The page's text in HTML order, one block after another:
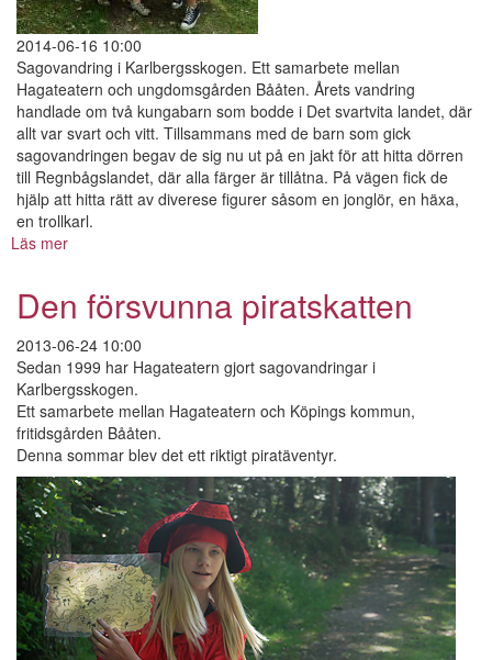
2014-06-16 10:00
Sagovandring i Karlbergsskogen. Ett samarbete mellan
Hagateatern och ungdomsgården Bååten. Årets vandring
handlade om två kungabarn som bodde i Det svartvita landet, där
allt var svart och vitt. Tillsammans med de barn som gick
sagovandringen begav de sig nu ut på en jakt för att hitta dörren
till Regnbågslandet, där alla färger är tillåtna. På vägen fick de
hjälp att hitta rätt av diverese figurer såsom en jonglör, en häxa,
en trollkarl.
Läs mer
dörr
Den försvunna piratskatten
2013-06-24 10:00
Sedan 1999 har Hagateatern gjort sagovandringar i
Karlbergsskogen.
Ett samarbete mellan Hagateatern och Köpings kommun,
fritidsgården Bååten.
Denna sommar blev det ett riktigt piratäventyr.